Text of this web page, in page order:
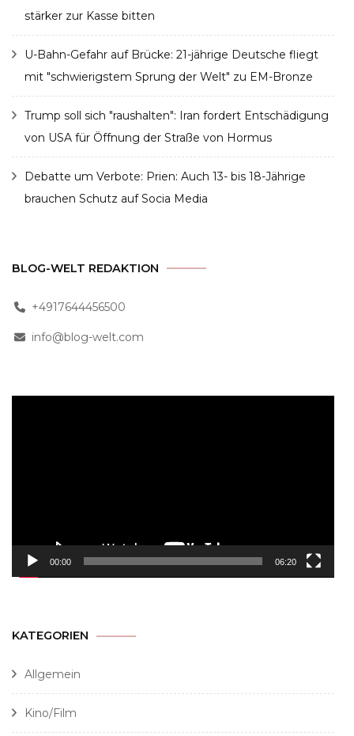
stärker zur Kasse bitten
U-Bahn-Gefahr auf Brücke: 21-jährige Deutsche fliegt
mit "schwierigstem Sprung der Welt" zu EM-Bronze
Trump soll sich "raushalten": Iran fordert Entschädigung
von USA für Öffnung der Straße von Hormus
Debatte um Verbote: Prien: Auch 13- bis 18-Jährige
brauchen Schutz auf Socia Media
BLOG-WELT REDAKTION
+4917644456500
info@blog-welt.com
00:00 06:20
KATEGORIEN
Allgemein
Kino/Film